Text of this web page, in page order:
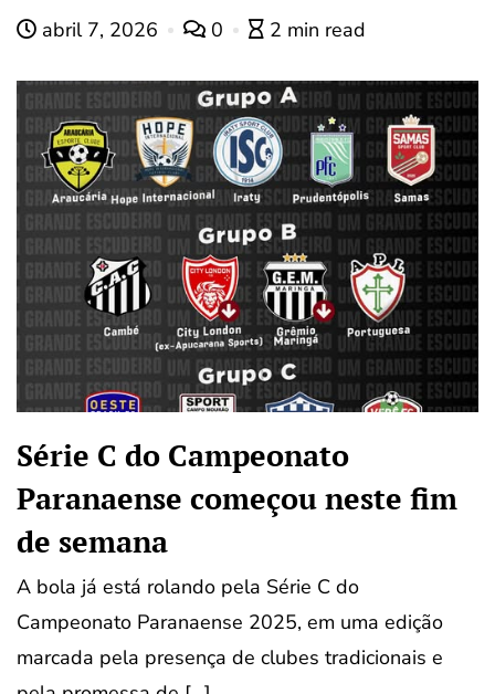
abril 7, 2026 0 2 min read
Série C do Campeonato
Paranaense começou neste fim
de semana
A bola já está rolando pela Série C do
Campeonato Paranaense 2025, em uma edição
marcada pela presença de clubes tradicionais e